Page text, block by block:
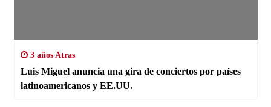
3 años Atras
Luis Miguel anuncia una gira de conciertos por países
latinoamericanos y EE.UU.